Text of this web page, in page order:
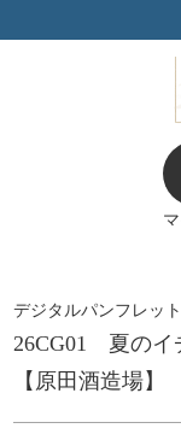
デジタルパンフレット
26CG01 夏のイ
【原田酒造場】